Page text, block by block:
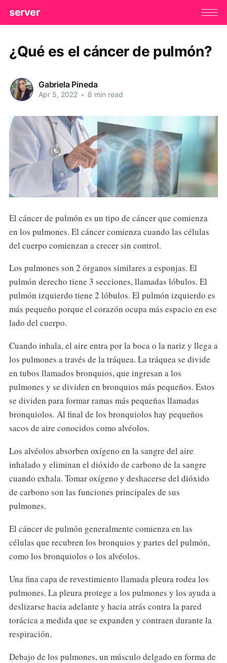
server
¿Qué es el cáncer de pulmón?
Gabriela Pineda
Apr 5, 2022 • 8 min read
El cáncer de pulmón es un tipo de cáncer que comienza
en los pulmones. El cáncer comienza cuando las células
del cuerpo comienzan a crecer sin control.
Los pulmones son 2 órganos similares a esponjas. El
pulmón derecho tiene 3 secciones, llamadas lóbulos. El
pulmón izquierdo tiene 2 lóbulos. El pulmón izquierdo es
más pequeño porque el corazón ocupa más espacio en ese
lado del cuerpo.
Cuando inhala, el aire entra por la boca o la nariz y llega a
los pulmones a través de la tráquea. La tráquea se divide
en tubos llamados bronquios, que ingresan a los
pulmones y se dividen en bronquios más pequeños. Estos
se dividen para formar ramas más pequeñas llamadas
bronquiolos. Al final de los bronquiolos hay pequeños
sacos de aire conocidos como alvéolos.
Los alvéolos absorben oxígeno en la sangre del aire
inhalado y eliminan el dióxido de carbono de la sangre
cuando exhala. Tomar oxígeno y deshacerse del dióxido
de carbono son las funciones principales de sus
pulmones.
El cáncer de pulmón generalmente comienza en las
células que recubren los bronquios y partes del pulmón,
como los bronquiolos o los alvéolos.
Una fina capa de revestimiento llamada pleura rodea los
pulmones. La pleura protege a los pulmones y los ayuda a
deslizarse hacia adelante y hacia atrás contra la pared
torácica a medida que se expanden y contraen durante la
respiración.
Debajo de los pulmones, un músculo delgado en forma de